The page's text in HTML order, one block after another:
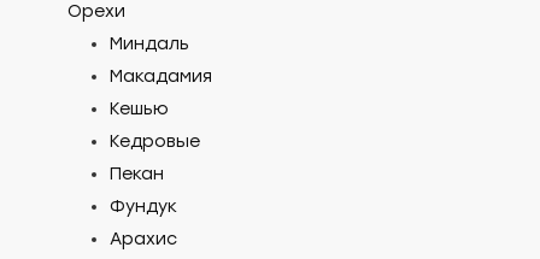
Орехи
Миндаль
Макадамия
Кешью
Кедровые
Пекан
Фундук
Арахис